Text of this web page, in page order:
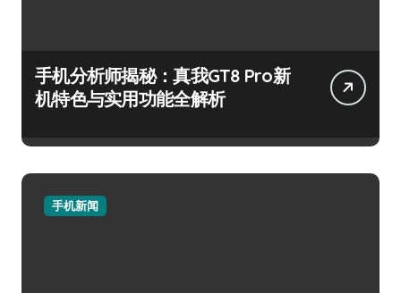
手机分析师揭秘：真我GT8 Pro新
机特色与实用功能全解析
手机新闻